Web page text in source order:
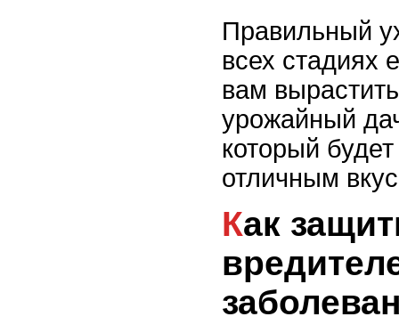
Правильный
всех стадиях
вам
урожайный
который
отличным
Как защитить чеснок от